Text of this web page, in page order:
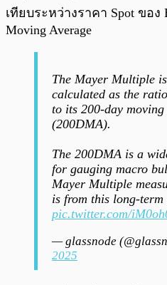
เทียบระหว่างราคา Spot ของ
Moving Average
The Mayer Multiple
calculated as the
to its 200-day moving
(200DMA).
The 200DMA is a
for gauging macro
Mayer Multiple
is from this long-
pic.twitter.com/
— glassnode
2025